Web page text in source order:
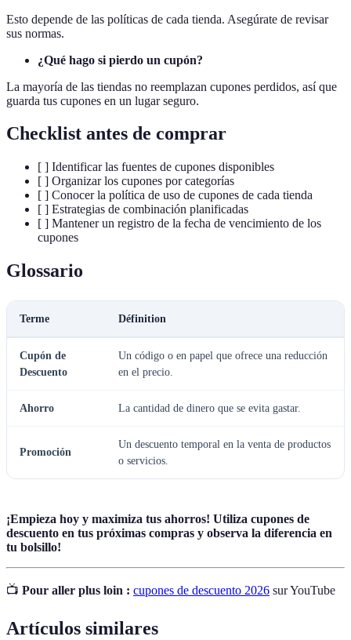
Esto depende de las políticas de cada tienda. Asegúrate de revisar
sus normas.
¿Qué hago si pierdo un cupón?
La mayoría de las tiendas no reemplazan cupones perdidos, así que
guarda tus cupones en un lugar seguro.
Checklist antes de comprar
[ ] Identificar las fuentes de cupones disponibles
[ ] Organizar los cupones por categorías
[ ] Conocer la política de uso de cupones de cada tienda
[ ] Estrategias de combinación planificadas
[ ] Mantener un registro de la fecha de vencimiento de los
cupones
Glossario
Terme Définition
Cupón de
Descuento
Un código o en papel que ofrece una reducción
en el precio.
Ahorro La cantidad de dinero que se evita gastar.
Promoción
Un descuento temporal en la venta de productos
o servicios.
¡Empieza hoy y maximiza tus ahorros! Utiliza cupones de
descuento en tus próximas compras y observa la diferencia en
tu bolsillo!
📺 Pour aller plus loin : cupones de descuento 2026 sur YouTube
Artículos similares